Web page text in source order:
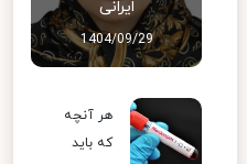
ایرانی
1404/09/29
هر آنچه
که باید